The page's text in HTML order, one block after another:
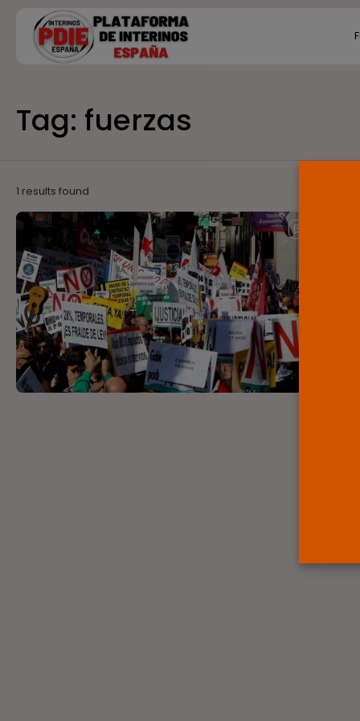
Search
for:
Tag: fuerzas
1 results found